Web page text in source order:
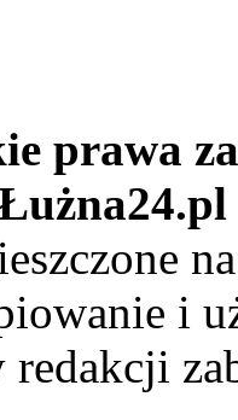
prawa
i
redakcji